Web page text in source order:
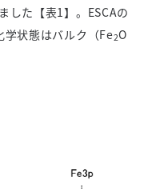
した【表1】。 ESCAの
学状態はバルク（Fe2O